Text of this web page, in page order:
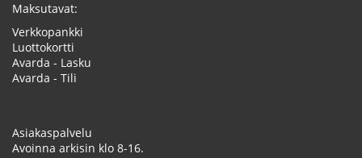
Maksutavat:
Verkkopankki
Luottokortti
Avarda - Lasku
Avarda - Tili
Asiakaspalvelu
Avoinna arkisin klo 8-16.